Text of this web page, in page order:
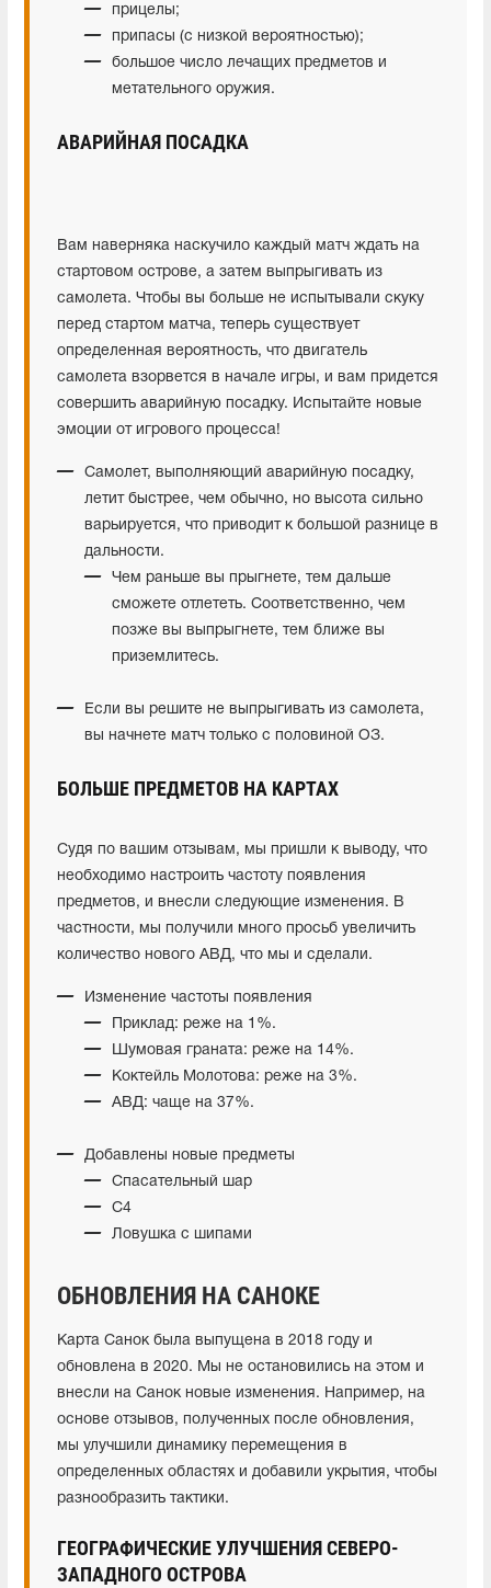
прицелы;
припасы (с низкой вероятностью);
большое число лечащих предметов и
метательного оружия.
АВАРИЙНАЯ ПОСАДКА
Вам наверняка наскучило каждый матч ждать на
стартовом острове, а затем выпрыгивать из
самолета. Чтобы вы больше не испытывали скуку
перед стартом матча, теперь существует
определенная вероятность, что двигатель
самолета взорвется в начале игры, и вам придется
совершить аварийную посадку. Испытайте новые
эмоции от игрового процесса!
Самолет, выполняющий аварийную посадку,
летит быстрее, чем обычно, но высота сильно
варьируется, что приводит к большой разнице в
дальности.
Чем раньше вы прыгнете, тем дальше
сможете отлететь. Соответственно, чем
позже вы выпрыгнете, тем ближе вы
приземлитесь.
Если вы решите не выпрыгивать из самолета,
вы начнете матч только с половиной ОЗ.
БОЛЬШЕ ПРЕДМЕТОВ НА КАРТАХ
Судя по вашим отзывам, мы пришли к выводу, что
необходимо настроить частоту появления
предметов, и внесли следующие изменения. В
частности, мы получили много просьб увеличить
количество нового АВД, что мы и сделали.
Изменение частоты появления
Приклад: реже на 1%.
Шумовая граната: реже на 14%.
Коктейль Молотова: реже на 3%.
АВД: чаще на 37%.
Добавлены новые предметы
Спасательный шар
С4
Ловушка с шипами
ОБНОВЛЕНИЯ НА САНОКЕ
Карта Санок была выпущена в 2018 году и
обновлена в 2020. Мы не остановились на этом и
внесли на Санок новые изменения. Например, на
основе отзывов, полученных после обновления,
мы улучшили динамику перемещения в
определенных областях и добавили укрытия, чтобы
разнообразить тактики.
ГЕОГРАФИЧЕСКИЕ УЛУЧШЕНИЯ СЕВЕРО-
ЗАПАДНОГО ОСТРОВА